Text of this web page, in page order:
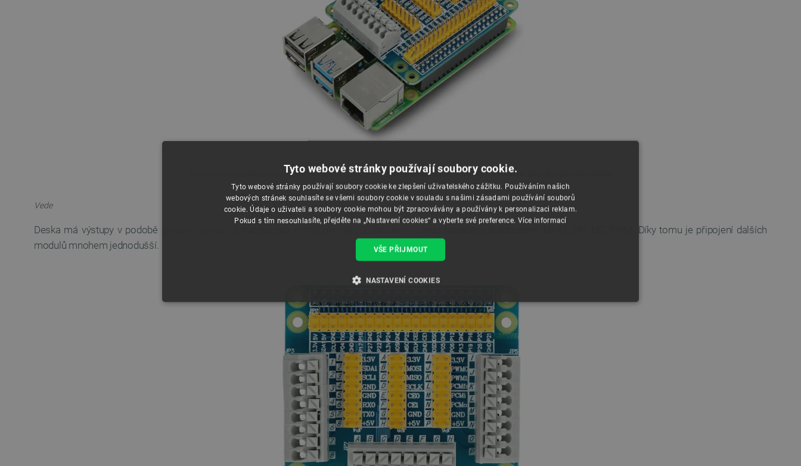
Raspberry Pi verze 4, 3, 2 a B +. Předmětem prodeje je overlay, minipočítač lze zakoupit samostatně.
Vede
Deska má výstupy v podobě
. Jsou rozděleny autobusem: UART, SPI, I2C PWM. Díky tomu je připojení dalších
modulů mnohem jednodušší.
Tyto webové stránky používají soubory cookie.
Tyto webové stránky používají soubory cookie ke zlepšení uživatelského zážitku. Používáním našich
webových stránek souhlasíte se všemi soubory cookie v souladu s našimi zásadami používání souborů
cookie. Údaje o uživateli a soubory cookie mohou být zpracovávány a používány k personalizaci reklam.
Pokud s tím nesouhlasíte, přejděte na „Nastavení cookies“ a vyberte své preference. Více informací
VŠE PŘIJMOUT
NASTAVENÍ COOKIES
NEZBYTNĚ NUTNÉ SOUBORY VÝKONOVÉ SOUBORY SOUBORY CÍLENÍ
Nezbytně nutné soubory Výkonové soubory Soubory cílení Funkční soubory
Nezbytně nutné soubory cookie umožňují základní funkce webových stránek, jako je přihlášení uživatele a správa účtu. Webové stránky nelze bez
nezbytně nutných souborů cookie správně používat.
Poskytovatel
Doména
Vyprší Popis